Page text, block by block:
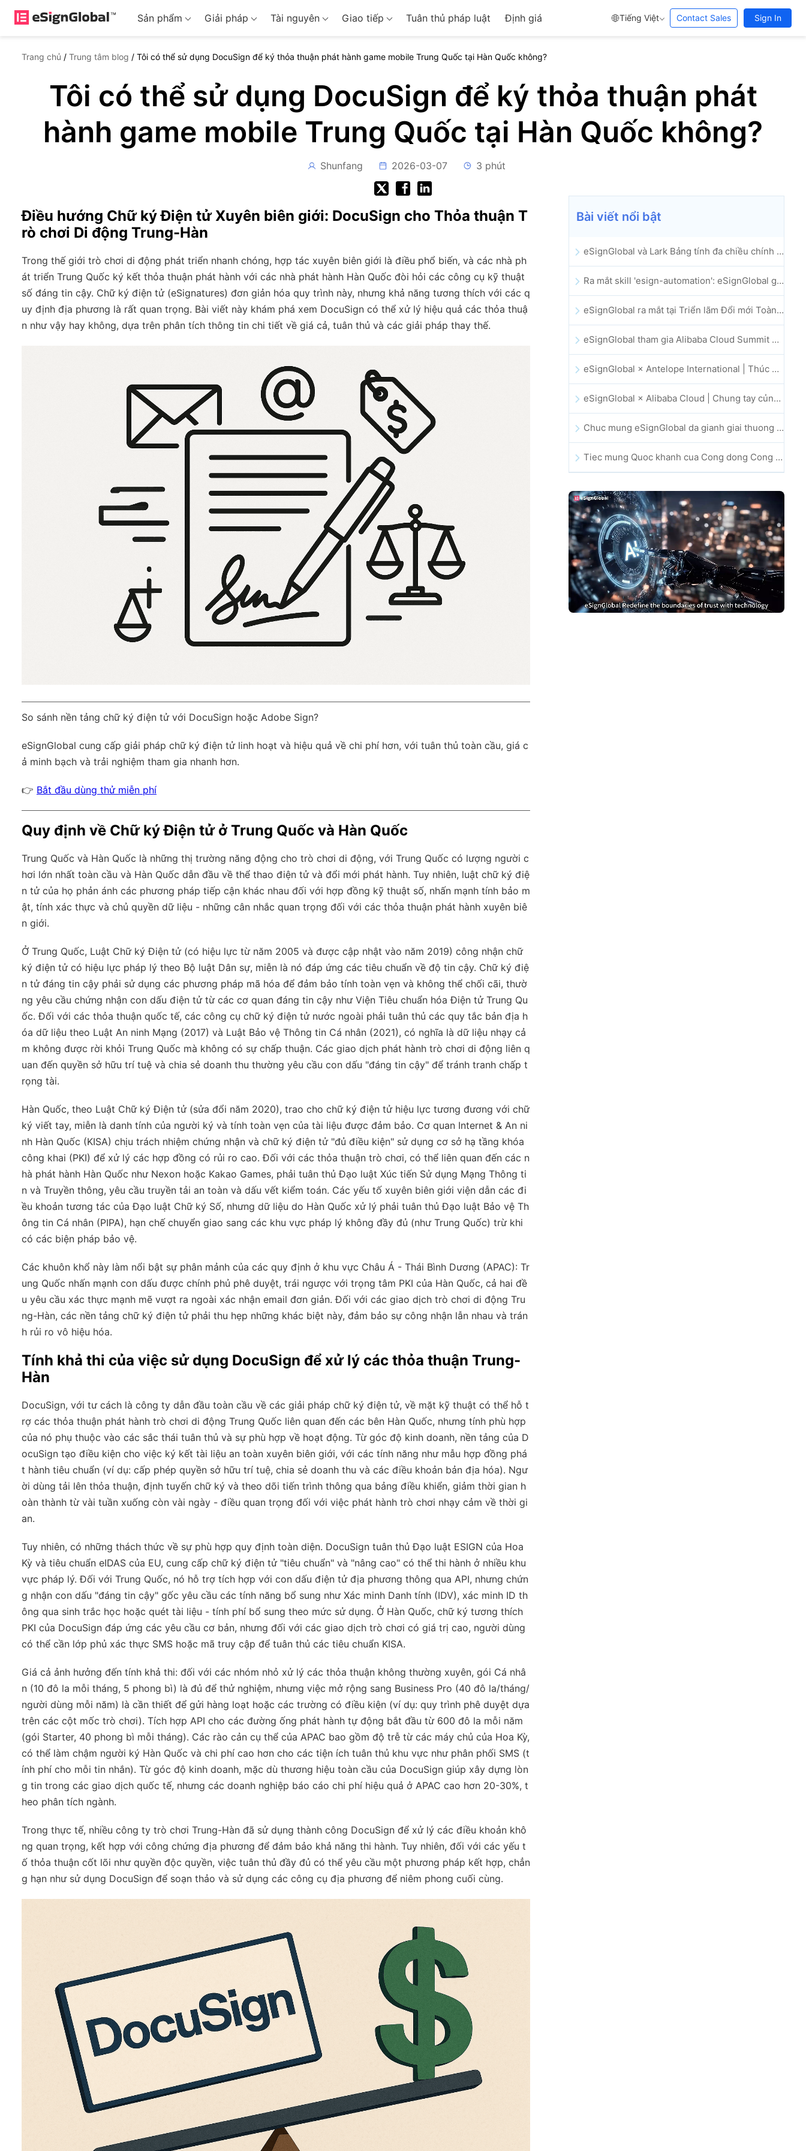
Sản phẩm Giải pháp Tài nguyên Giao tiếp Tuân thủ pháp luật Định giá Tiếng Việt Contact Sales Sign In
Trang chủ / Trung tâm blog / Tôi có thể sử dụng DocuSign để ký thỏa thuận phát hành game mobile Trung Quốc tại Hàn Quốc không?
Tôi có thể sử dụng DocuSign để ký thỏa thuận phát
hành game mobile Trung Quốc tại Hàn Quốc không?
Shunfang 2026-03-07 3 phút
Điều hướng Chữ ký Điện tử Xuyên biên giới: DocuSign cho Thỏa thuận T
rò chơi Di động Trung-Hàn
Trong thế giới trò chơi di động phát triển nhanh chóng, hợp tác xuyên biên giới là điều phổ biến, và các nhà ph
át triển Trung Quốc ký kết thỏa thuận phát hành với các nhà phát hành Hàn Quốc đòi hỏi các công cụ kỹ thuật
số đáng tin cậy. Chữ ký điện tử (eSignatures) đơn giản hóa quy trình này, nhưng khả năng tương thích với các q
uy định địa phương là rất quan trọng. Bài viết này khám phá xem DocuSign có thể xử lý hiệu quả các thỏa thuậ
n như vậy hay không, dựa trên phân tích thông tin chi tiết về giá cả, tuân thủ và các giải pháp thay thế.
So sánh nền tảng chữ ký điện tử với DocuSign hoặc Adobe Sign?
eSignGlobal cung cấp giải pháp chữ ký điện tử linh hoạt và hiệu quả về chi phí hơn, với tuân thủ toàn cầu, giá c
ả minh bạch và trải nghiệm tham gia nhanh hơn.
👉 Bắt đầu dùng thử miễn phí
Quy định về Chữ ký Điện tử ở Trung Quốc và Hàn Quốc
Trung Quốc và Hàn Quốc là những thị trường năng động cho trò chơi di động, với Trung Quốc có lượng người c
hơi lớn nhất toàn cầu và Hàn Quốc dẫn đầu về thể thao điện tử và đổi mới phát hành. Tuy nhiên, luật chữ ký điệ
n tử của họ phản ánh các phương pháp tiếp cận khác nhau đối với hợp đồng kỹ thuật số, nhấn mạnh tính bảo m
ật, tính xác thực và chủ quyền dữ liệu - những cân nhắc quan trọng đối với các thỏa thuận phát hành xuyên biê
n giới.
Ở Trung Quốc, Luật Chữ ký Điện tử (có hiệu lực từ năm 2005 và được cập nhật vào năm 2019) công nhận chữ
ký điện tử có hiệu lực pháp lý theo Bộ luật Dân sự, miễn là nó đáp ứng các tiêu chuẩn về độ tin cậy. Chữ ký điệ
n tử đáng tin cậy phải sử dụng các phương pháp mã hóa để đảm bảo tính toàn vẹn và không thể chối cãi, thườ
ng yêu cầu chứng nhận con dấu điện tử từ các cơ quan đáng tin cậy như Viện Tiêu chuẩn hóa Điện tử Trung Qu
ốc. Đối với các thỏa thuận quốc tế, các công cụ chữ ký điện tử nước ngoài phải tuân thủ các quy tắc bản địa h
óa dữ liệu theo Luật An ninh Mạng (2017) và Luật Bảo vệ Thông tin Cá nhân (2021), có nghĩa là dữ liệu nhạy cả
m không được rời khỏi Trung Quốc mà không có sự chấp thuận. Các giao dịch phát hành trò chơi di động liên q
uan đến quyền sở hữu trí tuệ và chia sẻ doanh thu thường yêu cầu con dấu "đáng tin cậy" để tránh tranh chấp t
rọng tài.
Hàn Quốc, theo Luật Chữ ký Điện tử (sửa đổi năm 2020), trao cho chữ ký điện tử hiệu lực tương đương với chữ
ký viết tay, miễn là danh tính của người ký và tính toàn vẹn của tài liệu được đảm bảo. Cơ quan Internet & An ni
nh Hàn Quốc (KISA) chịu trách nhiệm chứng nhận và chữ ký điện tử "đủ điều kiện" sử dụng cơ sở hạ tầng khóa
công khai (PKI) để xử lý các hợp đồng có rủi ro cao. Đối với các thỏa thuận trò chơi, có thể liên quan đến các n
hà phát hành Hàn Quốc như Nexon hoặc Kakao Games, phải tuân thủ Đạo luật Xúc tiến Sử dụng Mạng Thông ti
n và Truyền thông, yêu cầu truyền tải an toàn và dấu vết kiểm toán. Các yếu tố xuyên biên giới viện dẫn các đi
ều khoản tương tác của Đạo luật Chữ ký Số, nhưng dữ liệu do Hàn Quốc xử lý phải tuân thủ Đạo luật Bảo vệ Th
ông tin Cá nhân (PIPA), hạn chế chuyển giao sang các khu vực pháp lý không đầy đủ (như Trung Quốc) trừ khi
có các biện pháp bảo vệ.
Các khuôn khổ này làm nổi bật sự phân mảnh của các quy định ở khu vực Châu Á - Thái Bình Dương (APAC): Tr
ung Quốc nhấn mạnh con dấu được chính phủ phê duyệt, trái ngược với trọng tâm PKI của Hàn Quốc, cả hai đề
u yêu cầu xác thực mạnh mẽ vượt ra ngoài xác nhận email đơn giản. Đối với các giao dịch trò chơi di động Tru
ng-Hàn, các nền tảng chữ ký điện tử phải thu hẹp những khác biệt này, đảm bảo sự công nhận lẫn nhau và trán
h rủi ro vô hiệu hóa.
Tính khả thi của việc sử dụng DocuSign để xử lý các thỏa thuận Trung-
Hàn
DocuSign, với tư cách là công ty dẫn đầu toàn cầu về các giải pháp chữ ký điện tử, về mặt kỹ thuật có thể hỗ t
rợ các thỏa thuận phát hành trò chơi di động Trung Quốc liên quan đến các bên Hàn Quốc, nhưng tính phù hợp
của nó phụ thuộc vào các sắc thái tuân thủ và sự phù hợp về hoạt động. Từ góc độ kinh doanh, nền tảng của D
ocuSign tạo điều kiện cho việc ký kết tài liệu an toàn xuyên biên giới, với các tính năng như mẫu hợp đồng phá
t hành tiêu chuẩn (ví dụ: cấp phép quyền sở hữu trí tuệ, chia sẻ doanh thu và các điều khoản bản địa hóa). Ngư
ời dùng tải lên thỏa thuận, định tuyến chữ ký và theo dõi tiến trình thông qua bảng điều khiển, giảm thời gian h
oàn thành từ vài tuần xuống còn vài ngày - điều quan trọng đối với việc phát hành trò chơi nhạy cảm về thời gi
an.
Tuy nhiên, có những thách thức về sự phù hợp quy định toàn diện. DocuSign tuân thủ Đạo luật ESIGN của Hoa
Kỳ và tiêu chuẩn eIDAS của EU, cung cấp chữ ký điện tử "tiêu chuẩn" và "nâng cao" có thể thi hành ở nhiều khu
vực pháp lý. Đối với Trung Quốc, nó hỗ trợ tích hợp với con dấu điện tử địa phương thông qua API, nhưng chứn
g nhận con dấu "đáng tin cậy" gốc yêu cầu các tính năng bổ sung như Xác minh Danh tính (IDV), xác minh ID th
ông qua sinh trắc học hoặc quét tài liệu - tính phí bổ sung theo mức sử dụng. Ở Hàn Quốc, chữ ký tương thích
PKI của DocuSign đáp ứng các yêu cầu cơ bản, nhưng đối với các giao dịch trò chơi có giá trị cao, người dùng
có thể cần lớp phủ xác thực SMS hoặc mã truy cập để tuân thủ các tiêu chuẩn KISA.
Giá cả ảnh hưởng đến tính khả thi: đối với các nhóm nhỏ xử lý các thỏa thuận không thường xuyên, gói Cá nhâ
n (10 đô la mỗi tháng, 5 phong bì) là đủ để thử nghiệm, nhưng việc mở rộng sang Business Pro (40 đô la/tháng/
người dùng mỗi năm) là cần thiết để gửi hàng loạt hoặc các trường có điều kiện (ví dụ: quy trình phê duyệt dựa
trên các cột mốc trò chơi). Tích hợp API cho các đường ống phát hành tự động bắt đầu từ 600 đô la mỗi năm
(gói Starter, 40 phong bì mỗi tháng). Các rào cản cụ thể của APAC bao gồm độ trễ từ các máy chủ của Hoa Kỳ,
có thể làm chậm người ký Hàn Quốc và chi phí cao hơn cho các tiện ích tuân thủ khu vực như phân phối SMS (t
ính phí cho mỗi tin nhắn). Từ góc độ kinh doanh, mặc dù thương hiệu toàn cầu của DocuSign giúp xây dựng lòn
g tin trong các giao dịch quốc tế, nhưng các doanh nghiệp báo cáo chi phí hiệu quả ở APAC cao hơn 20-30%, t
heo phân tích ngành.
Trong thực tế, nhiều công ty trò chơi Trung-Hàn đã sử dụng thành công DocuSign để xử lý các điều khoản khô
ng quan trọng, kết hợp với công chứng địa phương để đảm bảo khả năng thi hành. Tuy nhiên, đối với các yếu t
ố thỏa thuận cốt lõi như quyền độc quyền, việc tuân thủ đầy đủ có thể yêu cầu một phương pháp kết hợp, chẳn
g hạn như sử dụng DocuSign để soạn thảo và sử dụng các công cụ địa phương để niêm phong cuối cùng.
Bài viết nổi bật
eSignGlobal và Lark Bảng tính đa chiều chính thức ra mắt: Tự động hóa toàn bộ quy trình ký kết và lưu trữ hợp đồng điện tử
Ra mắt skill 'esign-automation': eSignGlobal giúp OpenClaw triển khai chữ ký điện tử tự động
eSignGlobal ra mắt tại Triển lãm Đổi mới Toàn cầu GIS 2025
eSignGlobal tham gia Alibaba Cloud Summit 2025 tại Hong Kong, thúc đẩy đổi mới đám mây do AI dẫn dắt và niềm tin số
eSignGlobal × Antelope International | Thúc đẩy quy trình làm việc số an toàn và vận hành bởi AI
eSignGlobal × Alibaba Cloud | Chung tay củng cố niềm tin số toàn cầu cho lĩnh vực fintech
Chuc mung eSignGlobal da gianh giai thuong CAHK STAR Award 2025
Tiec mung Quoc khanh cua Cong dong Cong nghe va Doi moi sang tao Hong Kong